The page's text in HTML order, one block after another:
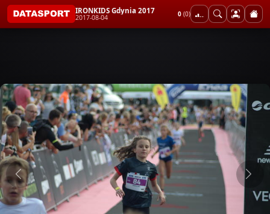
IRONKIDS Gdynia 2017
2017-08-04 0 (0)